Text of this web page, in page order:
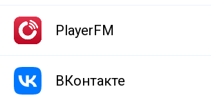
PlayerFM
ВКонтакте